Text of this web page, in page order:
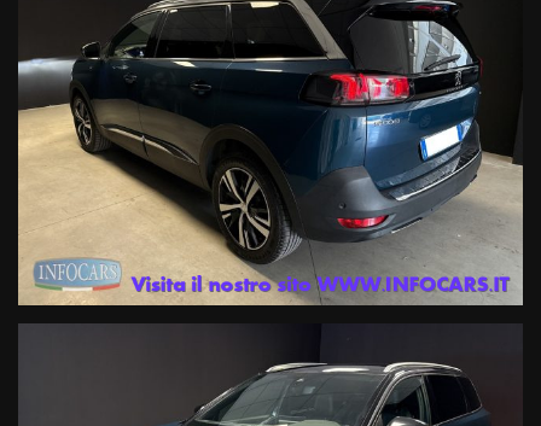
1- Viale dell’Industria 10
2- Via Atheste 38 A
3- Via Atheste 65 , rivenditore autorizzato ed officina specializzata
per i marchi Renault e Dacia
Prenota il tuo test drive o chiedi informazioni o il numero di targa (
che viene oscurata solo per la privacy del precedente proprietario )
ai nostri consulenti ai seguenti numeri :
Tel. 042950330 oppure 0429603873 Mail info@infocars.it
Se hai un usato da permutare mandaci alcune foto con targa e
breve descrizione del mezzo che ci vuoi rientrare al numero diretto
whatsapp 3891644599, i nostri esperti ti risponderanno con una
I NOSTRI SERVIZI COMPRENDONO :Garanzia legale di conformità